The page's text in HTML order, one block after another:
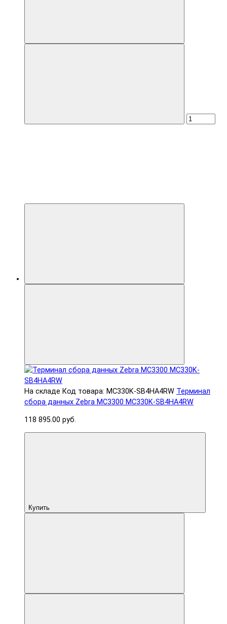
На складе Код товара: MC330K-SB4HA4RW Терминал
сбора данных Zebra MC3300 MC330K-SB4HA4RW
118 895.00 руб.
Купить